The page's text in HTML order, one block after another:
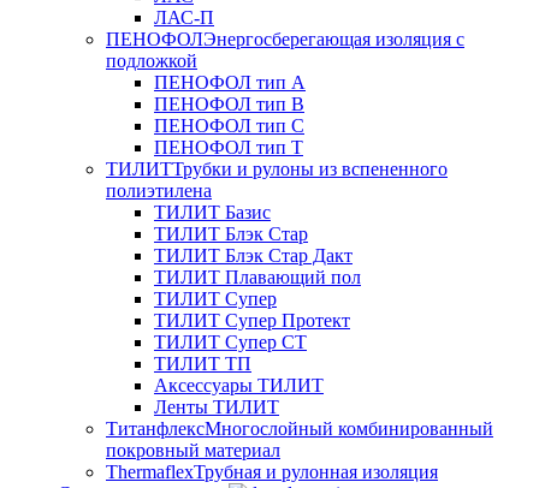
ЛАС-П
ПЕНОФОЛЭнергосберегающая изоляция с
подложкой
ПЕНОФОЛ тип А
ПЕНОФОЛ тип B
ПЕНОФОЛ тип C
ПЕНОФОЛ тип T
ТИЛИТТрубки и рулоны из вспененного
полиэтилена
ТИЛИТ Базис
ТИЛИТ Блэк Стар
ТИЛИТ Блэк Стар Дакт
ТИЛИТ Плавающий пол
ТИЛИТ Супер
ТИЛИТ Супер Протект
ТИЛИТ Супер СТ
ТИЛИТ ТП
Аксессуары ТИЛИТ
Ленты ТИЛИТ
ТитанфлексМногослойный комбинированный
покровный материал
ThermaflexТрубная и рулонная изоляция